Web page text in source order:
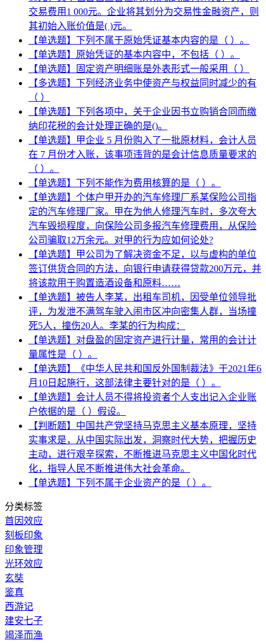
交易费用1 000元。企业将其划分为交易性金融资产，则
其初始入账价值是( )元。
【单选题】下列不属于原始凭证基本内容的是（ ）。
【单选题】原始凭证的基本内容中，不包括（ ）。
【单选题】固定资产明细账是外表形式一般采用（ ）
【多选题】下列经济业务中使资产与权益同时减少的有
（ ）
【单选题】下列各项中，关于企业因书立购销合同而缴
纳印花税的会计处理正确的是()。
【单选题】甲企业 5 月份购入了一批原材料，会计人员
在 7 月份才入账，该事项违背的是会计信息质量要求的
（ ）。
【单选题】下列不能作为费用核算的是（ ）。
【单选题】个体户甲开办的汽车修理厂系某保险公司指
定的汽车修理厂家。甲在为他人修理汽车时，多次夸大
汽车毁损程度，向保险公司多报汽车修理费用，从保险
公司骗取12万余元。对甲的行为应如何论处?
【单选题】甲公司为了解决资金不足，以与虚构的单位
签订供货合同的方法，向银行申请获得贷款200万元，并
将该款用于购置造酒设备和原料……
【单选题】被告人李某，出租车司机，因受单位领导批
评，为发泄不满驾车驶入闹市区冲向密集人群，当场撞
死5人，撞伤20人。李某的行为构成：
【单选题】对盘盈的固定资产进行计量，常用的会计计
量属性是（ ）。
【单选题】《中华人民共和国反外国制裁法》于2021年6
月10日起施行，这部法律主要针对的是（ ）。
【单选题】会计人员不得将投资者个人支出记入企业账
户依据的是（ ）假设。
【判断题】中国共产党坚持马克思主义基本原理，坚持
实事求是，从中国实际出发，洞察时代大势，把握历史
主动，进行艰辛探索，不断推进马克思主义中国化时代
化，指导人民不断推进伟大社会革命。
【单选题】下列不属于企业资产的是（ ）。
分类标签
首因效应
刻板印象
印象管理
光环效应
玄奘
鉴真
西游记
建安七子
竭泽而渔